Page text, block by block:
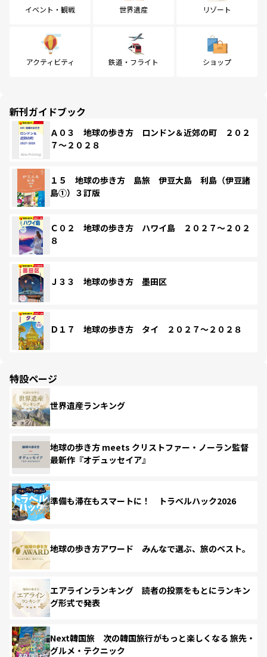
イベント・観戦 世界遺産 リゾート
アクティビティ 鉄道・フライト ショップ
新刊ガイドブック
Ａ０３ 地球の歩き方 ロンドン＆近郊の町 ２０２
７～２０２８
１５ 地球の歩き方 島旅 伊豆大島 利島（伊豆諸
島①）３訂版
Ｃ０２ 地球の歩き方 ハワイ島 ２０２７～２０２
８
Ｊ３３ 地球の歩き方 墨田区
Ｄ１７ 地球の歩き方 タイ ２０２７～２０２８
特設ページ
世界遺産ランキング
地球の歩き方 meets クリストファー・ノーラン監督
最新作『オデュッセイア』
準備も滞在もスマートに！ トラベルハック2026
地球の歩き方アワード みんなで選ぶ、旅のベスト。
エアラインランキング 読者の投票をもとにランキン
グ形式で発表
Next韓国旅 次の韓国旅行がもっと楽しくなる 旅先・
グルメ・テクニック